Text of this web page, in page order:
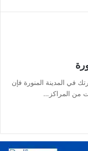
في المدينة المنورة فإن
من المراكز…